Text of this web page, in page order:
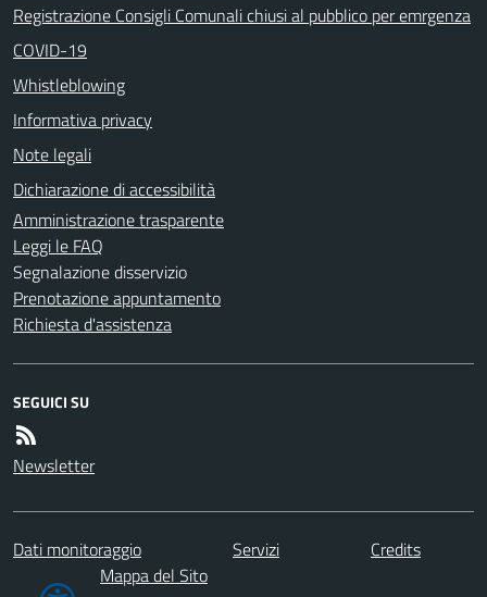
Registrazione Consigli Comunali chiusi al pubblico per emrgenza
COVID-19
Whistleblowing
Informativa privacy
Note legali
Dichiarazione di accessibilità
Amministrazione trasparente
Leggi le FAQ
Segnalazione disservizio
Prenotazione appuntamento
Richiesta d'assistenza
SEGUICI SU
Newsletter
Dati monitoraggio Servizi
Credits
Mappa del Sito